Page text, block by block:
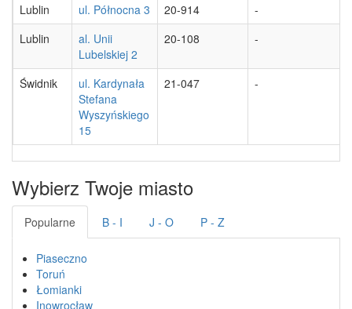
Lublin ul. Północna 3 20-914
-
Lublin
al. Unii
Lubelskiej 2
20-108 -
Świdnik
ul. Kardynała
Stefana
Wyszyńskiego
15
21-047 -
Wybierz Twoje miasto
Popularne B - I J - O P - Z
Piaseczno
Toruń
Łomianki
Inowrocław